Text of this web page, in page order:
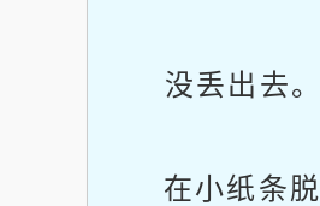
没丢出去。
在小纸条脱